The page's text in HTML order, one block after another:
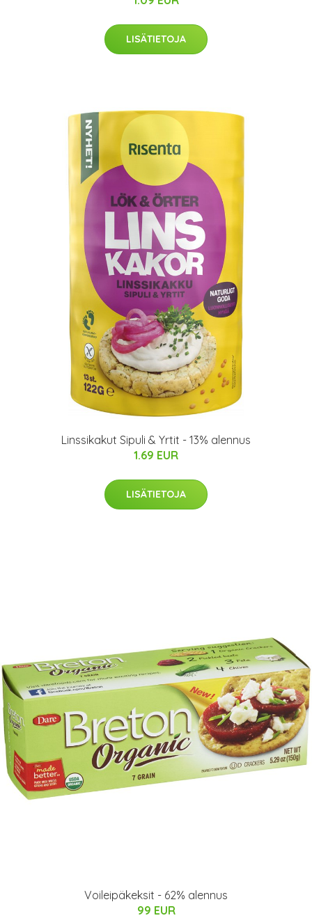
LISÄTIETOJA
Linssikakut Sipuli & Yrtit - 13% alennus
1.69 EUR
LISÄTIETOJA
Voileipäkeksit - 62% alennus
99 EUR